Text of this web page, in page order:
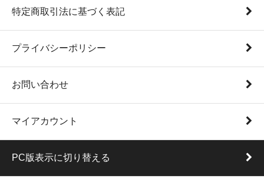
特定商取引法に基づく表記
プライバシーポリシー
お問い合わせ
マイアカウント
PC版表示に切り替える